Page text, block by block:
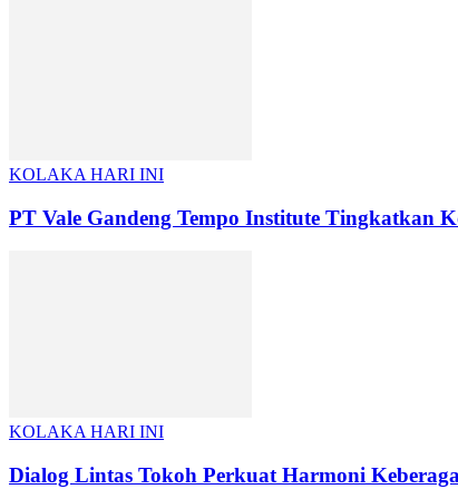
KOLAKA HARI INI
PT Vale Gandeng Tempo Institute Tingkatkan
KOLAKA HARI INI
Dialog Lintas Tokoh Perkuat Harmoni